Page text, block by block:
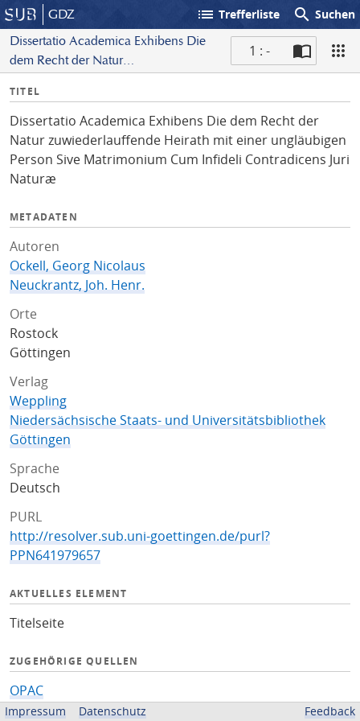
GDZ list Trefferliste search Suchen
Dissertatio Academica Exhibens Die
dem Recht der Natur
ungläubigen Person Sive Matrimonium
Cum Infideli Contradicens Juri Naturæ
1 : -
I
f
o
TITEL
Dissertatio Academica Exhibens Die dem Recht der
Natur zuwiederlauffende Heirath mit einer ungläubigen
Person Sive Matrimonium Cum Infideli Contradicens Juri
Naturæ
METADATEN
Autoren
Ockell, Georg Nicolaus
Neuckrantz, Joh. Henr.
Orte
Rostock
Göttingen
Verlag
Weppling
Niedersächsische Staats- und Universitätsbibliothek
Göttingen
Sprache
Deutsch
PURL
http://resolver.sub.uni-goettingen.de/purl?
PPN641979657
AKTUELLES ELEMENT
Titelseite
ZUGEHÖRIGE QUELLEN
OPAC
Impressum Datenschutz Feedback